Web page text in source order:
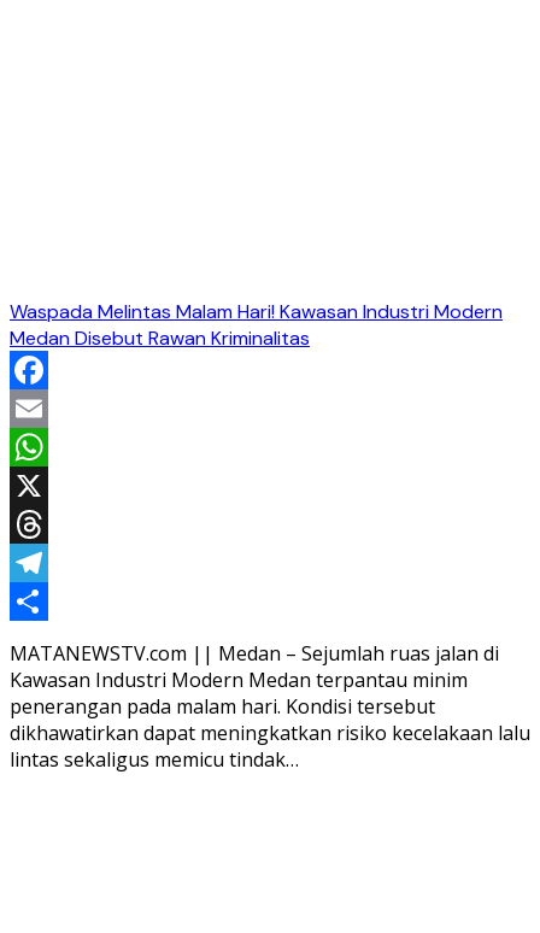
Waspada Melintas Malam Hari! Kawasan Industri Modern
Medan Disebut Rawan Kriminalitas
Facebook
Email
WhatsApp
X
Threads
Telegram
Share
MATANEWSTV.com || Medan – Sejumlah ruas jalan di
Kawasan Industri Modern Medan terpantau minim
penerangan pada malam hari. Kondisi tersebut
dikhawatirkan dapat meningkatkan risiko kecelakaan lalu
lintas sekaligus memicu tindak…